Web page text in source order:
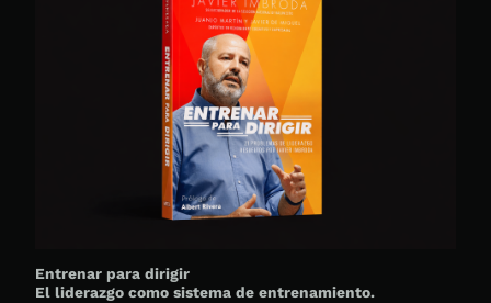
Entrenar para dirigir
El liderazgo como sistema de entrenamiento.